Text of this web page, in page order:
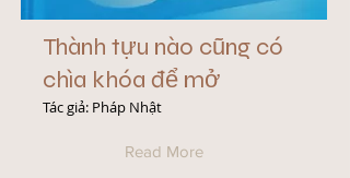
Thành tựu nào cũng có
chìa khóa để mở
Tác giả: Pháp Nhật
Read More